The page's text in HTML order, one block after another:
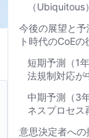
（Ubiquitous）
今後の展望と
ト時代のCoEの
短期予測（1
法規制対応が
中期予測（3
ネスプロセス
意思決定者へ